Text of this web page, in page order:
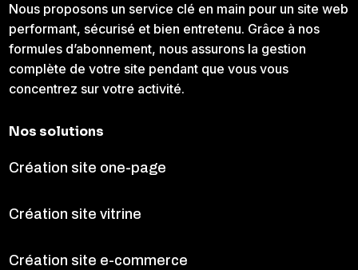
Nous proposons un service clé en main pour un site web
performant, sécurisé et bien entretenu. Grâce à nos
formules d’abonnement, nous assurons la gestion
complète de votre site pendant que vous vous
concentrez sur votre activité.
Nos solutions
Création site one-page
Création site vitrine
Création site e-commerce